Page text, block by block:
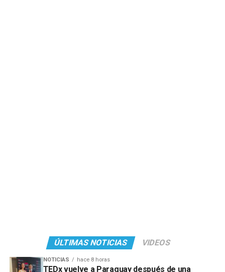
ÚLTIMAS NOTICIAS VIDEOS
NOTICIAS hace 8 horas
TEDx vuelve a Paraguay después de una